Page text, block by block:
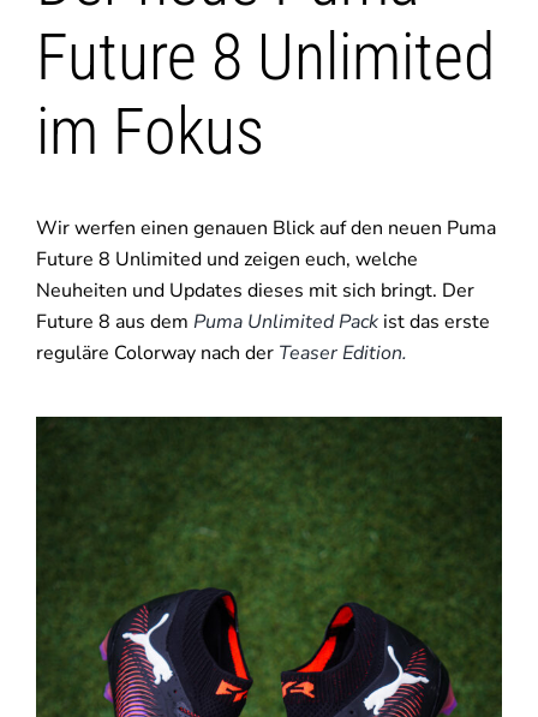
Future 8 Unlimited
im Fokus
Wir werfen einen genauen Blick auf den neuen Puma
Future 8 Unlimited und zeigen euch, welche
Neuheiten und Updates dieses mit sich bringt. Der
Future 8 aus dem Puma Unlimited Pack ist das erste
reguläre Colorway nach der Teaser Edition.